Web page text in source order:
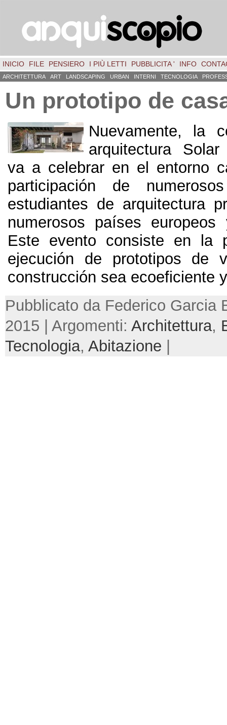
INICIO FILE PENSIERO I PIÙ LETTI PUBBLICITA ' INFO
ARCHITETTURA ART LANDSCAPING URBAN INTERNI TECNOLOGIA
Un prototipo de
Nuevamente,
la
arquitectura
va a celebrar en el entorno
participación de
estudiantes de arquitectura
numerosos países europeos
Este evento consiste en la
ejecución de prototipos de
construcción sea ecoeficiente
Pubblicato da Federico Garcia
2015 | Argomenti: Architettura,
Tecnologia, Abitazione |